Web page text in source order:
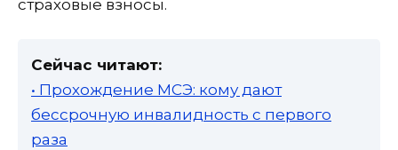
страховые взносы.
Сейчас читают:
• Прохождение МСЭ: кому дают
бессрочную инвалидность с первого
раза